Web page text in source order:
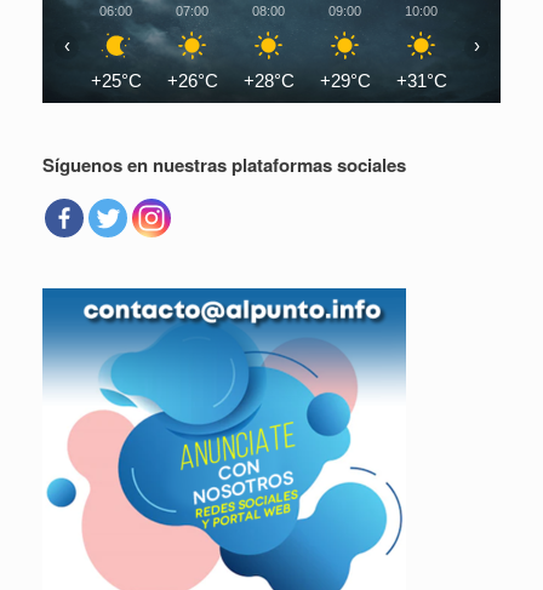
06:00
+25°C
07:00
+26°C
08:00
+28°C
09:00
+29°C
10:00
+31°C
‹ ›
Síguenos en nuestras plataformas sociales